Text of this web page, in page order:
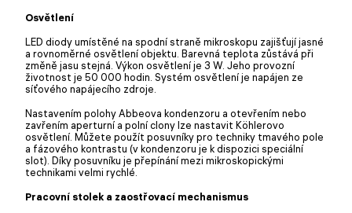
Osvětlení
LED diody umístěné na spodní straně mikroskopu zajišťují jasné
a rovnoměrné osvětlení objektu. Barevná teplota zůstává při
změně jasu stejná. Výkon osvětlení je 3 W. Jeho provozní
životnost je 50 000 hodin. Systém osvětlení je napájen ze
síťového napájecího zdroje.
Nastavením polohy Abbeova kondenzoru a otevřením nebo
zavřením aperturní a polní clony lze nastavit Köhlerovo
osvětlení. Můžete použít posuvníky pro techniky tmavého pole
a fázového kontrastu (v kondenzoru je k dispozici speciální
slot). Díky posuvníku je přepínání mezi mikroskopickými
technikami velmi rychlé.
Pracovní stolek a zaostřovací mechanismus